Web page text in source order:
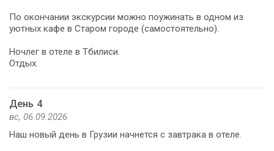
По окончании экскурсии можно поужинать в одном из
уютных кафе в Старом городе (самостоятельно).
Ночлег в отеле в Тбилиси.
Отдых.
День 4
вс, 06.09.2026
Наш новый день в Грузии начнется с завтрака в отеле.